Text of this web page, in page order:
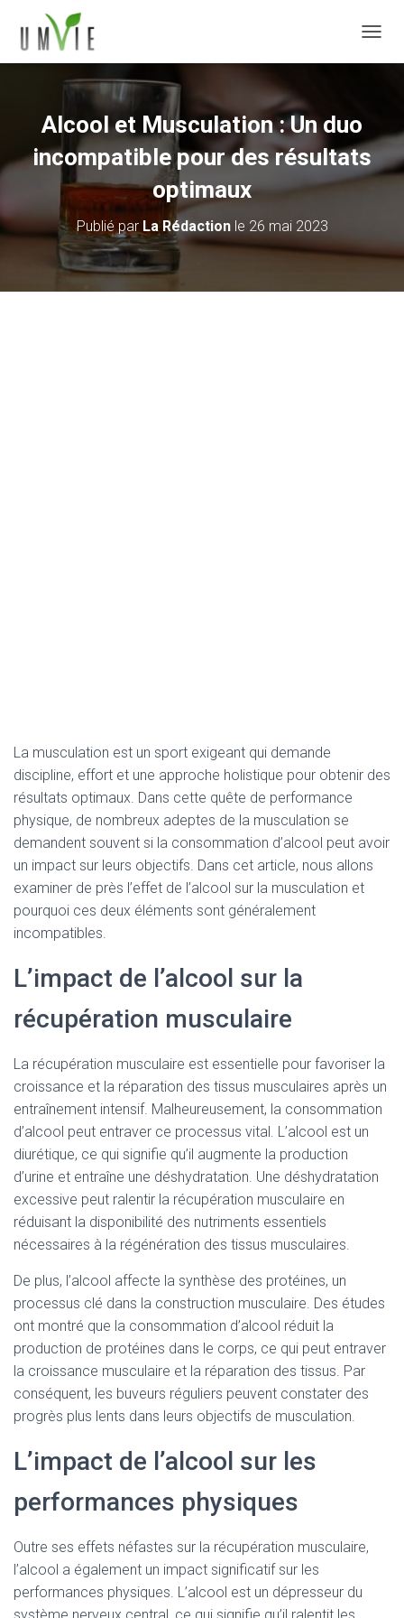
Alcool et Musculation : Un duo
incompatible pour des résultats
optimaux
Publié par La Rédactionle 26 mai 2023
La musculation est un sport exigeant qui demande
discipline, effort et une approche holistique pour obtenir des
résultats optimaux. Dans cette quête de performance
physique, de nombreux adeptes de la musculation se
demandent souvent si la consommation d’alcool peut avoir
un impact sur leurs objectifs. Dans cet article, nous allons
examiner de près l’effet de l’alcool sur la musculation et
pourquoi ces deux éléments sont généralement
incompatibles.
L’impact de l’alcool sur la
récupération musculaire
La récupération musculaire est essentielle pour favoriser la
croissance et la réparation des tissus musculaires après un
entraînement intensif. Malheureusement, la consommation
d’alcool peut entraver ce processus vital. L’alcool est un
diurétique, ce qui signifie qu’il augmente la production
d’urine et entraîne une déshydratation. Une déshydratation
excessive peut ralentir la récupération musculaire en
réduisant la disponibilité des nutriments essentiels
nécessaires à la régénération des tissus musculaires.
De plus, l’alcool affecte la synthèse des protéines, un
processus clé dans la construction musculaire. Des études
ont montré que la consommation d’alcool réduit la
production de protéines dans le corps, ce qui peut entraver
la croissance musculaire et la réparation des tissus. Par
conséquent, les buveurs réguliers peuvent constater des
progrès plus lents dans leurs objectifs de musculation.
L’impact de l’alcool sur les
performances physiques
Outre ses effets néfastes sur la récupération musculaire,
l’alcool a également un impact significatif sur les
performances physiques. L’alcool est un dépresseur du